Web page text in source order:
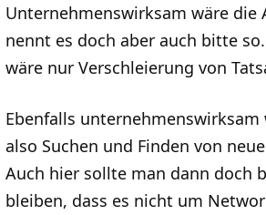
Unternehmenswirksam wäre die
nennt es doch aber auch bitte
wäre nur Verschleierung von
Ebenfalls unternehmenswirksam
also Suchen und Finden von
Auch hier sollte man dann doch
bleiben, dass es nicht um